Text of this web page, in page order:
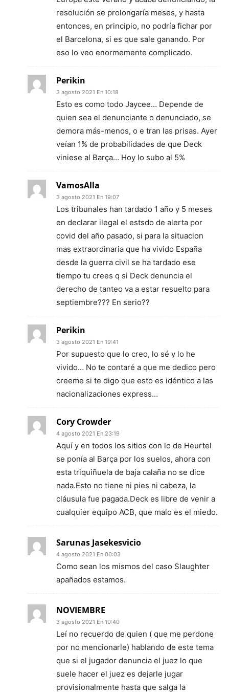
resolución se prolongaría meses, y hasta
entonces, en principio, no podría fichar por
el Barcelona, si es que sale ganando. Por
eso lo veo enormemente complicado.
Perikin
3 agosto 2021 En 10:18
Esto es como todo Jaycee… Depende de
quien sea el denunciante o denunciado, se
demora más-menos, o e tran las prisas. Ayer
veían 1% de probabilidades de que Deck
viniese al Barça… Hoy lo subo al 5%
VamosAlla
3 agosto 2021 En 19:07
Los tribunales han tardado 1 año y 5 meses
en declarar ilegal el estsdo de alerta por
covid del año pasado, si para la situacion
mas extraordinaria que ha vivido España
desde la guerra civil se ha tardado ese
tiempo tu crees q si Deck denuncia el
derecho de tanteo va a estar resuelto para
septiembre??? En serio??
Perikin
3 agosto 2021 En 19:41
Por supuesto que lo creo, lo sé y lo he
vivido… No te contaré a que me dedico pero
creeme si te digo que esto es idéntico a las
nacionalizaciones express…
Cory Crowder
4 agosto 2021 En 23:19
Aquí y en todos los sitios con lo de Heurtel
se ponía al Barça por los suelos, ahora con
esta triquiñuela de baja calaña no se dice
nada.Esto no tiene ni pies ni cabeza, la
cláusula fue pagada.Deck es libre de venir a
cualquier equipo ACB, que malo es el miedo.
Sarunas Jasekesvicio
4 agosto 2021 En 00:03
Como sean los mismos del caso Slaughter
apañados estamos.
NOVIEMBRE
3 agosto 2021 En 10:40
Leí no recuerdo de quien ( que me perdone
por no mencionarle) hablando de este tema
que si el jugador denuncia el juez lo que
suele hacer el juez es dejarle jugar
provisionalmente hasta que salga la